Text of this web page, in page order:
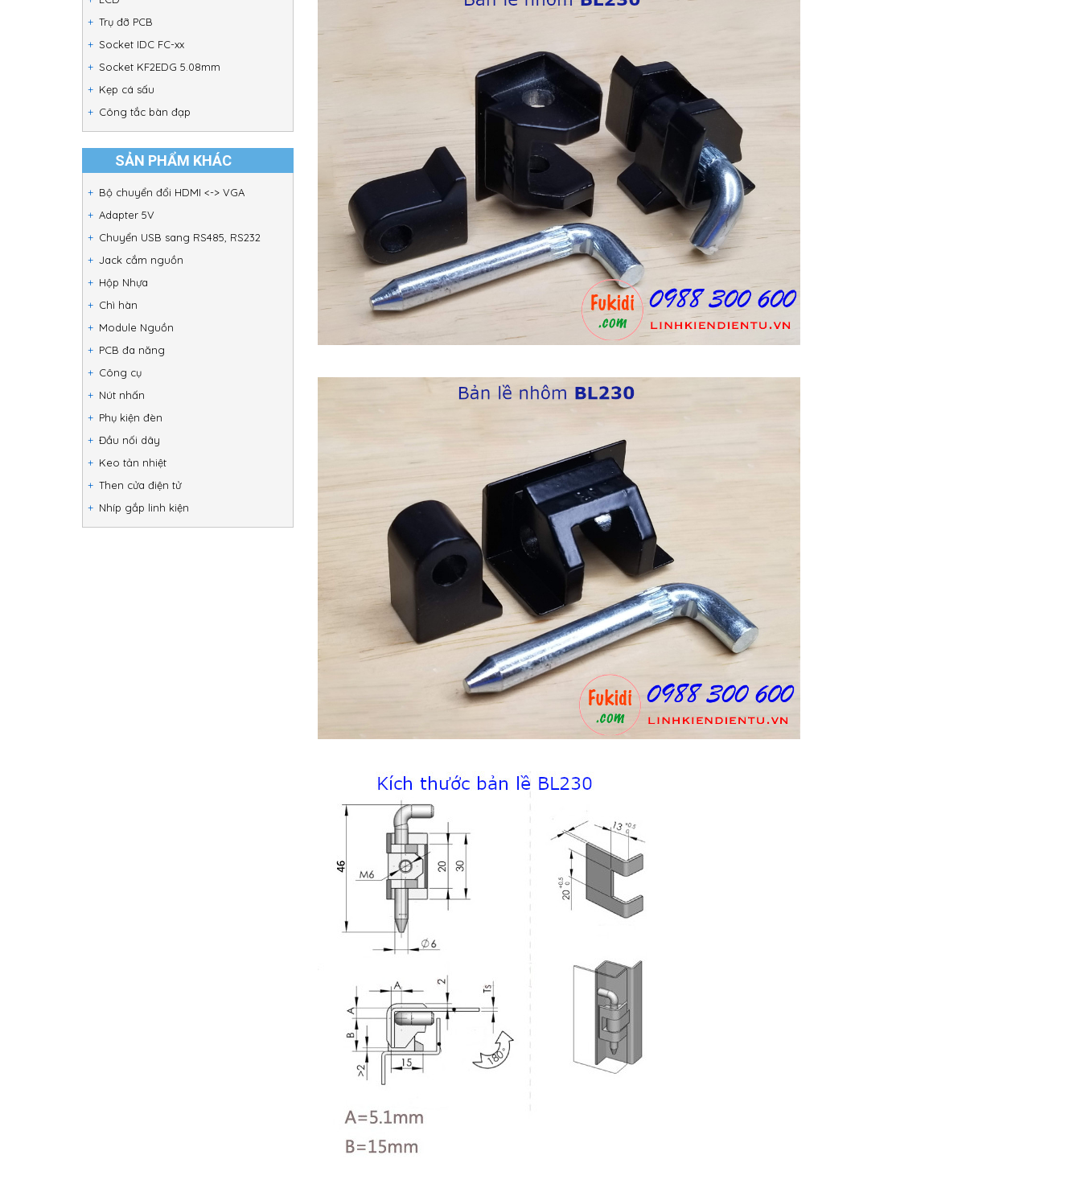
Trụ đỡ PCB
Socket IDC FC-xx
Socket KF2EDG 5.08mm
Kẹp cá sấu
Công tắc bàn đạp
SẢN PHẨM KHÁC
Bộ chuyển đổi HDMI <-> VGA
Adapter 5V
Chuyển USB sang RS485, RS232
Jack cắm nguồn
Hộp Nhựa
Chì hàn
Module Nguồn
PCB đa năng
Công cụ
Nút nhấn
Phụ kiện đèn
Đầu nối dây
Keo tản nhiệt
Then cửa điện tử
Nhíp gắp linh kiện